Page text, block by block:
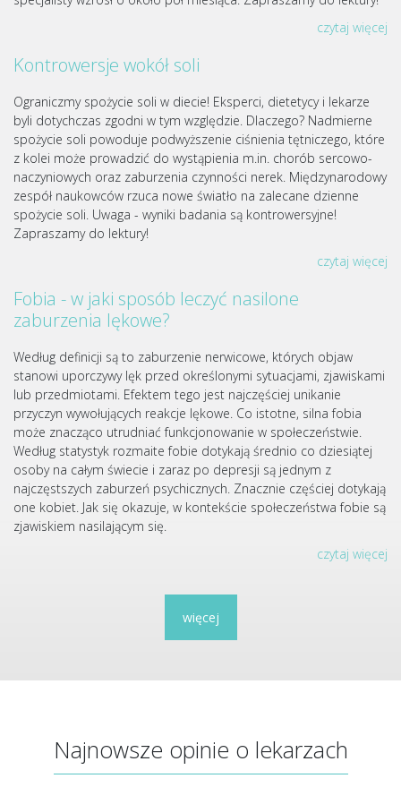
czytaj więcej
Kontrowersje wokół soli
Ograniczmy spożycie soli w diecie! Eksperci, dietetycy i lekarze
byli dotychczas zgodni w tym względzie. Dlaczego? Nadmierne
spożycie soli powoduje podwyższenie ciśnienia tętniczego, które
z kolei może prowadzić do wystąpienia m.in. chorób sercowo-
naczyniowych oraz zaburzenia czynności nerek. Międzynarodowy
zespół naukowców rzuca nowe światło na zalecane dzienne
spożycie soli. Uwaga - wyniki badania są kontrowersyjne!
Zapraszamy do lektury!
czytaj więcej
Fobia - w jaki sposób leczyć nasilone
zaburzenia lękowe?
Według definicji są to zaburzenie nerwicowe, których objaw
stanowi uporczywy lęk przed określonymi sytuacjami, zjawiskami
lub przedmiotami. Efektem tego jest najczęściej unikanie
przyczyn wywołujących reakcje lękowe. Co istotne, silna fobia
może znacząco utrudniać funkcjonowanie w społeczeństwie.
Według statystyk rozmaite fobie dotykają średnio co dziesiątej
osoby na całym świecie i zaraz po depresji są jednym z
najczęstszych zaburzeń psychicznych. Znacznie częściej dotykają
one kobiet. Jak się okazuje, w kontekście społeczeństwa fobie są
zjawiskiem nasilającym się.
czytaj więcej
więcej
Najnowsze opinie o lekarzach